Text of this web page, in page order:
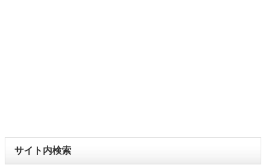
サイト内検索